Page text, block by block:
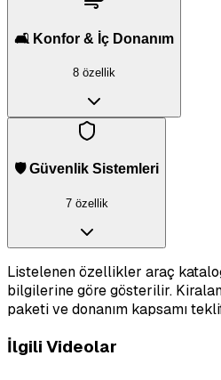
🛋️ Konfor & İç Donanım
8 özellik
🛡️ Güvenlik Sistemleri
7 özellik
Listelenen özellikler araç
bilgilerine göre gösterilir.
paketi ve donanım kapsamı
İlgili Videolar